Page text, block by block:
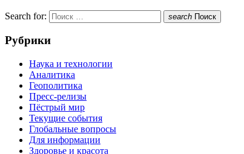
Search for: search Поиск
Рубрики
Наука и технологии
Аналитика
Геополитика
Пресс-релизы
Пёстрый мир
Текущие события
Глобальные вопросы
Для информации
Здоровье и красота